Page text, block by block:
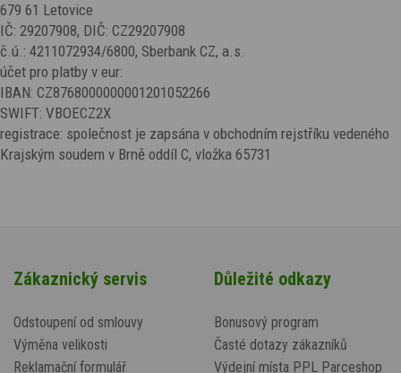
679 61 Letovice
IČ: 29207908, DIČ: CZ29207908
č.ú.: 4211072934/6800, Sberbank CZ, a.s.
účet pro platby v eur:
IBAN: CZ8768000000001201052266
SWIFT: VBOECZ2X
registrace: společnost je zapsána v obchodním rejstříku vedeného
Krajským soudem v Brně oddíl C, vložka 65731
Zákaznický servis
Odstoupení od smlouvy
Výměna velikosti
Reklamační formulář
Důležité odkazy
Bonusový program
Časté dotazy zákazníků
Výdejní místa PPL Parceshop